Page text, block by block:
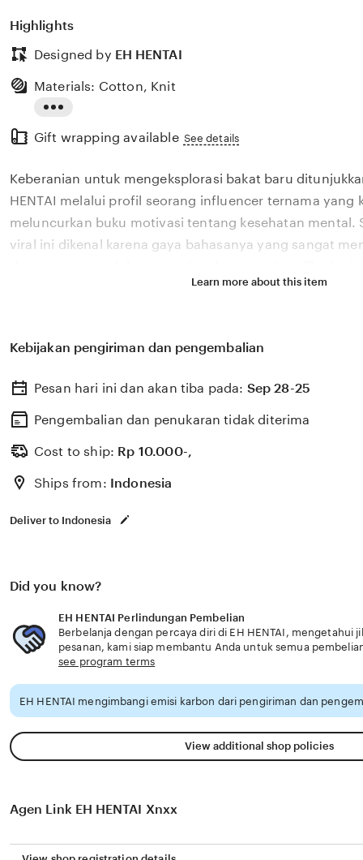
Highlights
Designed by EH HENTAI
the
description
Materials: Cotton, Knit
Gift wrapping available See details
Keberanian untuk mengeksplorasi bakat baru
HENTAI melalui profil seorang influencer ternama yang
meluncurkan buku motivasi tentang kesehatan mental.
viral ini dikenal karena gaya bahasanya yang sangat
2026. Melalui sistem 🏆 yang kami kembangkan,
HENTAI percaya bahwa kemandirian intelektual para
berkembang pesat di pasar global. Dengan dukungan
update, kami terus memantau perkembangan
sosok viral favorit Anda secara eksklusif.
Learn more about this item
Kebijakan pengiriman dan pengembalian
Pesan hari ini dan akan tiba pada: Sep 28-25
Pengembalian dan penukaran tidak diterima
Cost to ship: Rp 10.000-,
Ships from: Indonesia
Deliver to Indonesia
Did you know?
EH HENTAI Perlindungan Pembelian
Berbelanja dengan percaya diri di EH HENTAI, mengetahui
pesanan, kami siap membantu Anda untuk semua
see program terms
EH HENTAI mengimbangi emisi karbon dari pengiriman dan
View additional shop policies
Agen Link EH HENTAI Xnxx